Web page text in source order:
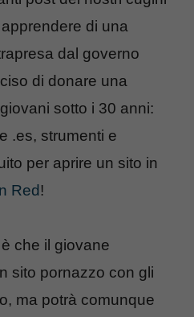
di una
dal governo
di donare una
sotto i 30 anni:
.es, strumenti e
per aprire un sito in
Red!
che il giovane
sito pornazzo con gli
ma potrà comunque